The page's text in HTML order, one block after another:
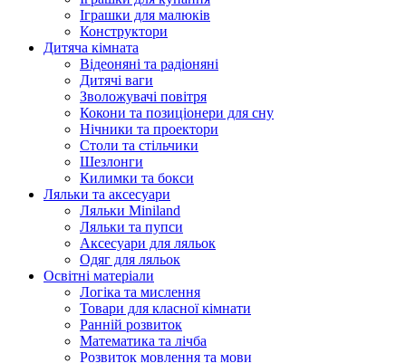
Іграшки для малюків
Конструктори
Дитяча кімната
Відеоняні та радіоняні
Дитячі ваги
Зволожувачі повітря
Кокони та позиціонери для сну
Нічники та проектори
Столи та стільчики
Шезлонги
Килимки та бокси
Ляльки та аксесуари
Ляльки Miniland
Ляльки та пупси
Аксесуари для ляльок
Одяг для ляльок
Освітні матеріали
Логіка та мислення
Товари для класної кімнати
Ранній розвиток
Математика та лічба
Розвиток мовлення та мови